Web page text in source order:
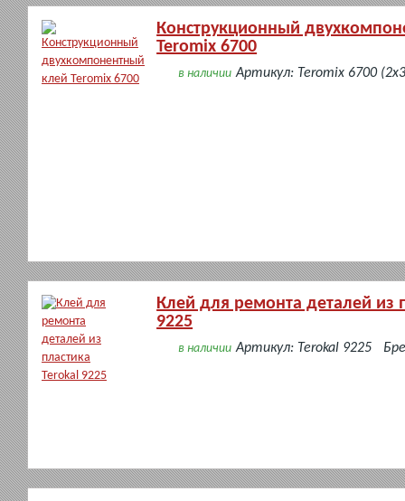
Конструкционный
Teromix 6700
в наличии Артикул: Teromix 6700
Клей для ремонта деталей из
9225
в наличии Артикул: Terokal 9225